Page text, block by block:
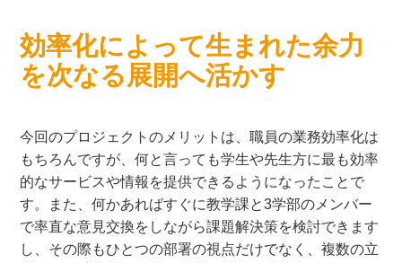
効率化によって生まれた余力
を次なる展開へ活かす
今回のプロジェクトのメリットは、職員の業務効率化は
もちろんですが、何と言っても学生や先生方に最も効率
的なサービスや情報を提供できるようになったことで
す。また、何かあればすぐに教学課と3学部のメンバー
で率直な意見交換をしながら課題解決策を検討できます
し、その際もひとつの部署の視点だけでなく、複数の立